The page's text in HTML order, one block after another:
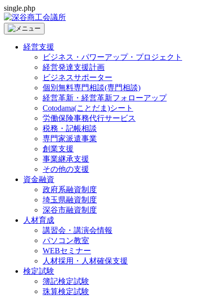
single.php
経営支援
ビジネス・パワーアップ・プロジェクト
経営発達支援計画
ビジネスサポーター
個別無料専門相談(専門相談)
経営革新・経営革新フォローアップ
Cotodama(ことだま)シート
労働保険事務代行サービス
税務・記帳相談
専門家派遣事業
創業支援
事業継承支援
その他の支援
資金融資
政府系融資制度
埼玉県融資制度
深谷市融資制度
人材育成
講習会・講演会情報
パソコン教室
WEBセミナー
人材採用・人材確保支援
検定試験
簿記検定試験
珠算検定試験